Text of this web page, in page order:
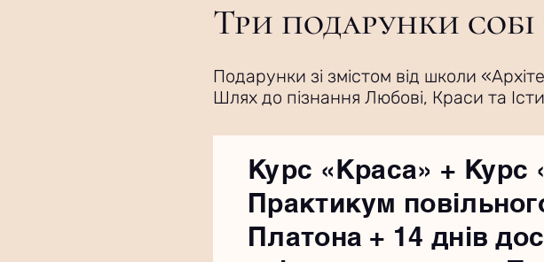
Три подарунки
Подарунки зі змістом від школи
Шлях до пізнання Любові, Краси та
Курс «Краса» + Курс
Практикум
Платона + 14 днів